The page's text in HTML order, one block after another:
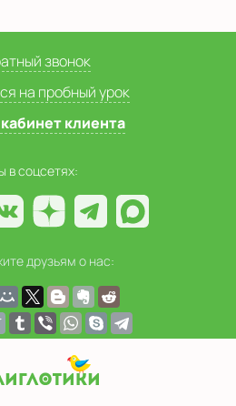
звонок
на пробный урок
клиента
в соцсетях:
друзьям о нас: